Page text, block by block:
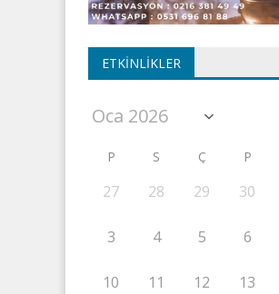
ETKINLIKLER
P S Ç P
27 28 29 30
3 4 5 6
10 11 12 13